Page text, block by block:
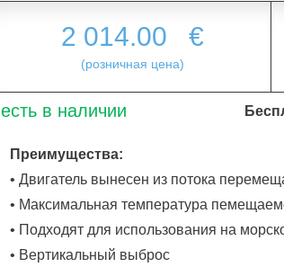
2 014.00 €
(розничная цена)
есть в наличии
Преимущества:
• Двигатель вынесен из потока
• Максимальная температура
• Подходят для использования на
• Вертикальный выброс